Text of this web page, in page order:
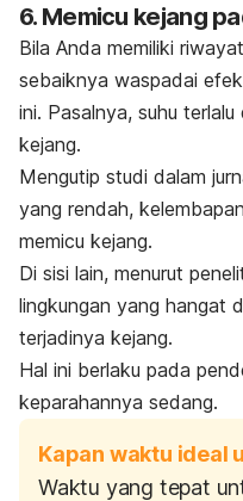
6. Memicu kejang
Bila Anda memiliki
sebaiknya waspadai
ini. Pasalnya, suhu
kejang.
Mengutip studi dalam
yang rendah,
memicu kejang.
Di sisi lain, menurut
lingkungan yang hangat
terjadinya kejang.
Hal ini berlaku pada
keparahannya sedang.
Kapan waktu ideal
Waktu yang tepat